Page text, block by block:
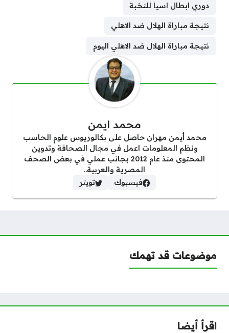
دوري ابطال اسيا للنخبة
نتيجة مباراة الهلال ضد الاهلي
نتيجة مباراة الهلال ضد الاهلي اليوم
محمد ايمن
محمد أيمن مهران حاصل على بكالوريوس علوم الحاسب
ونظم المعلومات اعمل في مجال الصحافة وتدوين
المحتوى منذ عام 2012 بجانب عملي في بعض الصحف
المصرية والعربية..
فيسبوك
تويتر
موضوعات قد تهمك
اقرأ أيضا